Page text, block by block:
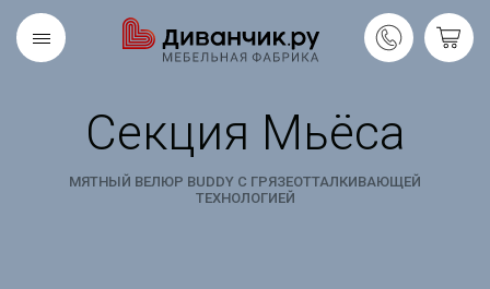
Секция Мьёса
МЯТНЫЙ ВЕЛЮР BUDDY С ГРЯЗЕОТТАЛКИВАЮЩЕЙ
ТЕХНОЛОГИЕЙ
Скандинавская